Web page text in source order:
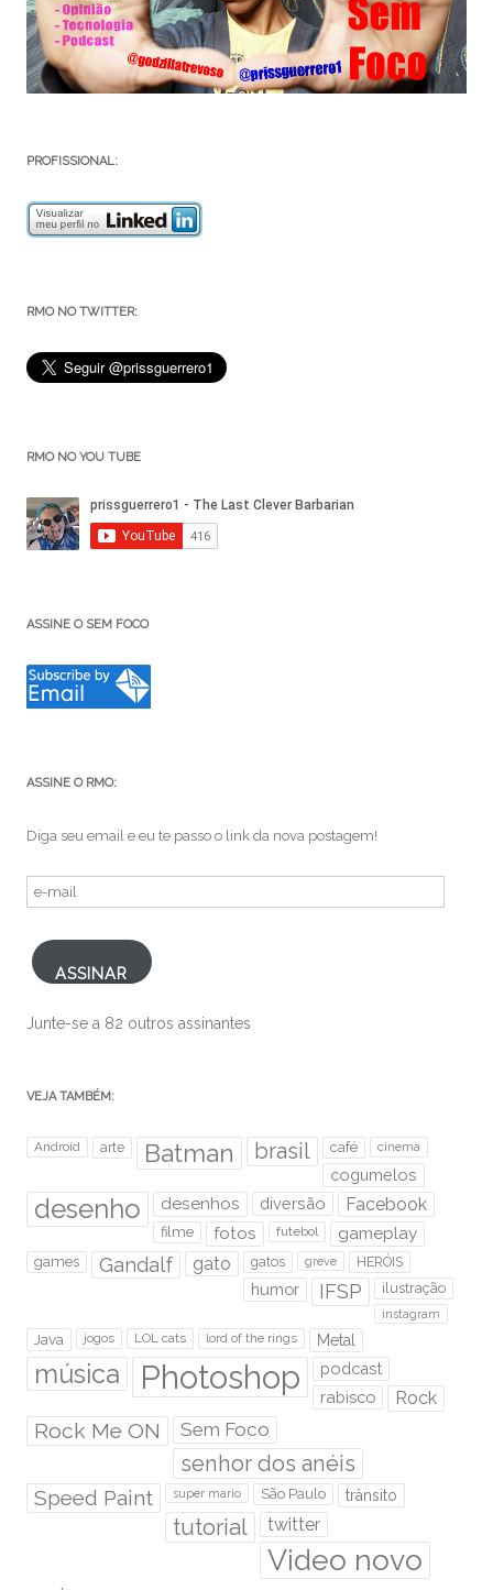
PROFISSIONAL:
RMO NO TWITTER:
RMO NO YOU TUBE
ASSINE O SEM FOCO
ASSINE O RMO:
Diga seu email e eu te passo o link da nova postagem!
e-
mail
ASSINAR
Junte-se a 82 outros assinantes
VEJA TAMBÉM:
Android arte Batman brasil café cinema
cogumelos
desenho desenhos diversão Facebook
filme fotos futebol gameplay
games Gandalf gato gatos greve HERÓIS
humor IFSP ilustração
instagram
Java jogos LOL cats lord of the rings Metal
música Photoshop
podcast
rabisco
Rock
Rock Me ON Sem Foco
senhor dos anéis
Speed Paint super mario São Paulo trânsito
tutorial twitter
Video novo